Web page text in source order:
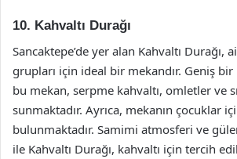
10. Kahvaltı Durağı
Sancaktepe’de yer alan Kahvaltı Durağı,
grupları için ideal bir mekandır. Geniş
bu mekan, serpme kahvaltı, omletler ve
sunmaktadır. Ayrıca, mekanın çocuklar
bulunmaktadır. Samimi atmosferi ve
ile Kahvaltı Durağı, kahvaltı için tercih